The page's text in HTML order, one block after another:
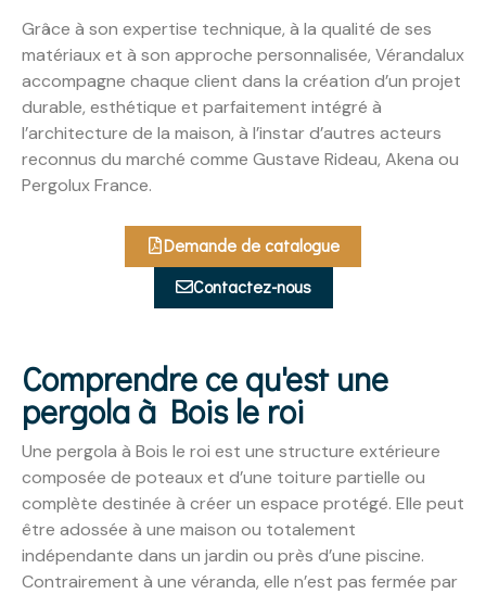
Grâce à son expertise technique, à la qualité de ses
matériaux et à son approche personnalisée, Vérandalux
accompagne chaque client dans la création d’un projet
durable, esthétique et parfaitement intégré à
l’architecture de la maison, à l’instar d’autres acteurs
reconnus du marché comme Gustave Rideau, Akena ou
Pergolux France.
Demande de catalogue
Contactez-nous
Comprendre ce qu'est une
pergola à Bois le roi
Une pergola à Bois le roi est une structure extérieure
composée de poteaux et d’une toiture partielle ou
complète destinée à créer un espace protégé. Elle peut
être adossée à une maison ou totalement
indépendante dans un jardin ou près d’une piscine.
Contrairement à une véranda, elle n’est pas fermée par